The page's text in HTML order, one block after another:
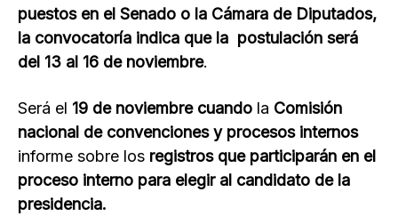
puestos en el Senado o la Cámara de Diputados,
la convocatoría indica que la postulación será
del 13 al 16 de noviembre.
Será el 19 de noviembre cuando la Comisión
nacional de convenciones y procesos internos
informe sobre los registros que participarán en el
proceso interno para elegir al candidato de la
presidencia.